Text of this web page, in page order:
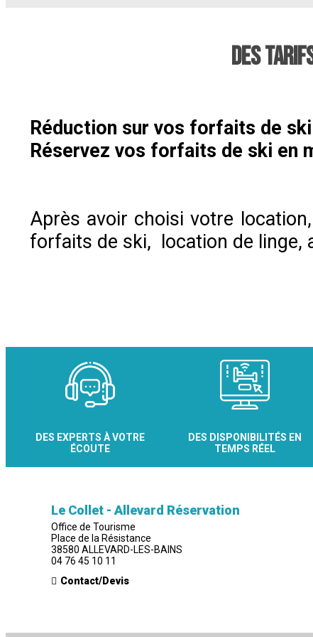
DES
Réduction sur vos forfaits de
Réservez vos forfaits de ski en
Après avoir choisi votre
forfaits de ski, location de linge,
DES EXPERTS À VOTRE
ÉCOUTE
DES DISPONIBILITÉS EN
TEMPS RÉEL
Le Collet - Allevard Réservation
Office de Tourisme
Place de la Résistance
38580 ALLEVARD-LES-BAINS
04 76 45 10 11
Contact/Devis